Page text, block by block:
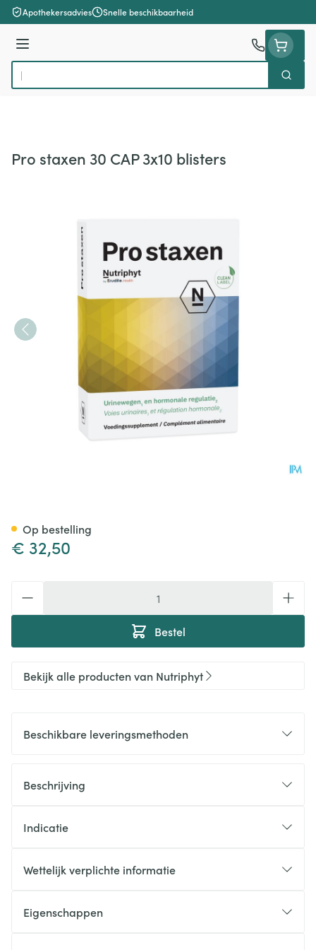
Ga naar de inhoud
Apothekersadvies Snelle beschikbaarheid
Menu
Product, merk, categorie...
Zoek
Pro staxen 30 CAP 3x10 blisters
€ 32,50
Bestel
Op bestelling
Bekijk alle producten van Nutriphyt
Beschikbare leveringsmethoden
Beschrijving
Indicatie
Wettelijk verplichte informatie
Eigenschappen